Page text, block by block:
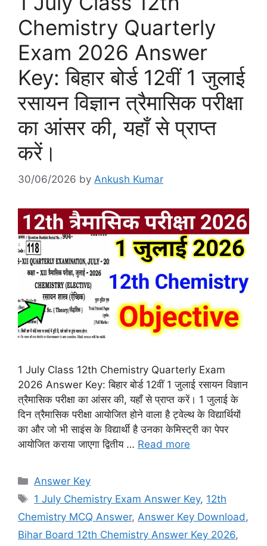
Chemistry Quarterly
Exam 2026 Answer
Key: बिहार बोर्ड 12वीं 1 जुलाई
रसायन विज्ञान त्रैमासिक परीक्षा
का आंसर की, यहाँ से प्राप्त
करें।
30/06/2026 by Ankush Kumar
1 July Class 12th Chemistry Quarterly Exam
2026 Answer Key: बिहार बोर्ड 12वीं 1 जुलाई रसायन विज्ञान
त्रैमासिक परीक्षा का आंसर की, यहाँ से प्राप्त करें। 1 जुलाई के
दिन त्रैमासिक परीक्षा आयोजित होने वाला है ट्वेल्थ के विद्यार्थियों
का और जो भी साइंस के विद्यार्थी है उनका केमिस्ट्री का पेपर
आयोजित कराया जाएगा द्वितीय … Read more
Categories
Answer Key
Tags
1 July Chemistry Exam Answer Key, 12th
Chemistry MCQ Answer, Answer Key Download,
Bihar Board 12th Chemistry Answer Key 2026,